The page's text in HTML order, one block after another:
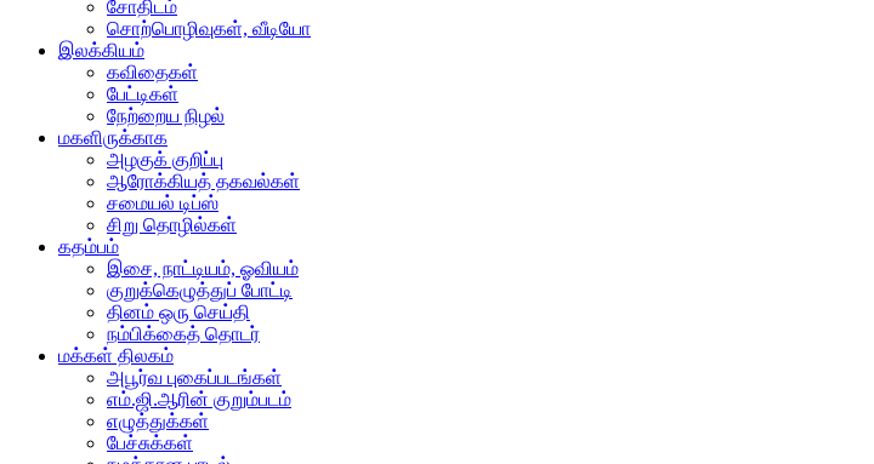
சோதிடம்
சொற்பொழிவுகள், வீடியோ
இலக்கியம்
கவிதைகள்
பேட்டிகள்
நேற்றைய நிழல்
மகளிருக்காக
அழகுக் குறிப்பு
ஆரோக்கியத் தகவல்கள்
சமையல் டிப்ஸ்
சிறு தொழில்கள்
கதம்பம்
இசை, நாட்டியம், ஓவியம்
குறுக்கெழுத்துப் போட்டி
தினம் ஒரு செய்தி
நம்பிக்கைத் தொடர்
மக்கள் திலகம்
அபூர்வ புகைப்படங்கள்
எம்.ஜி.ஆரின் குறும்படம்
எழுத்துக்கள்
பேச்சுக்கள்